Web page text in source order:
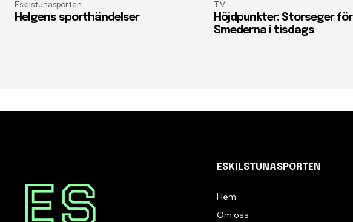
Eskilstunasporten
Helgens sporthändelser
TV
Höjdpunkter: Storseger för
Smederna i tisdags
ESKILSTUNASPORTEN
Hem
Om oss